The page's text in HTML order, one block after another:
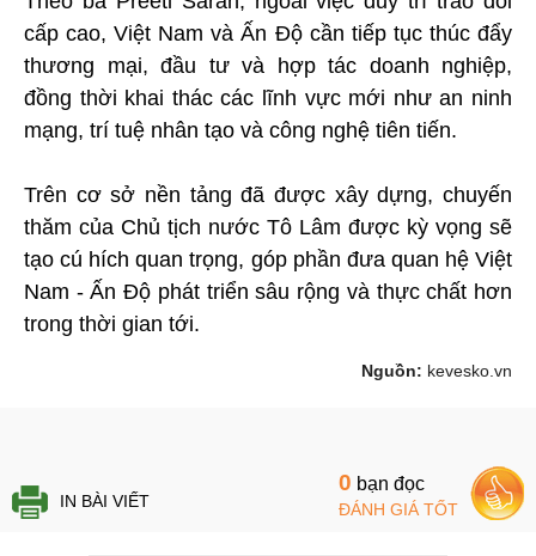
cấp cao, Việt Nam và Ấn Độ cần tiếp tục thúc đẩy
thương mại, đầu tư và hợp tác doanh nghiệp,
đồng thời khai thác các lĩnh vực mới như an ninh
mạng, trí tuệ nhân tạo và công nghệ tiên tiến.
Trên cơ sở nền tảng đã được xây dựng, chuyến
thăm của Chủ tịch nước Tô Lâm được kỳ vọng sẽ
tạo cú hích quan trọng, góp phần đưa quan hệ Việt
Nam - Ấn Độ phát triển sâu rộng và thực chất hơn
trong thời gian tới.
Nguồn: kevesko.vn
IN BÀI VIẾT
0 bạn đọc
ĐÁNH GIÁ TỐT